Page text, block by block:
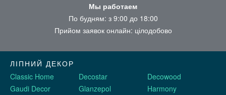
Мы работаем
По будням: з 9:00 до 18:00
Прийом заявок онлайн: цілодобово
ЛІПНИЙ ДЕКОР
Classic Home
Decostar
Decowood
Gaudi Decor
Glanzepol
Harmony